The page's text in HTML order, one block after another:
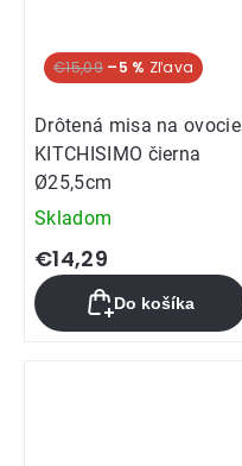
€15,09 –5 %
Drôtená misa na ovocie
KITCHISIMO čierna
Ø25,5cm
Skladom
€14,29
Do košíka